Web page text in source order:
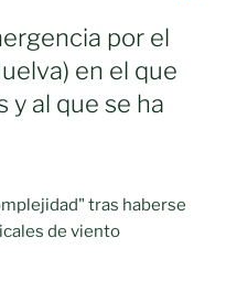
por el
en el que
y al que se ha
tras haberse
de viento